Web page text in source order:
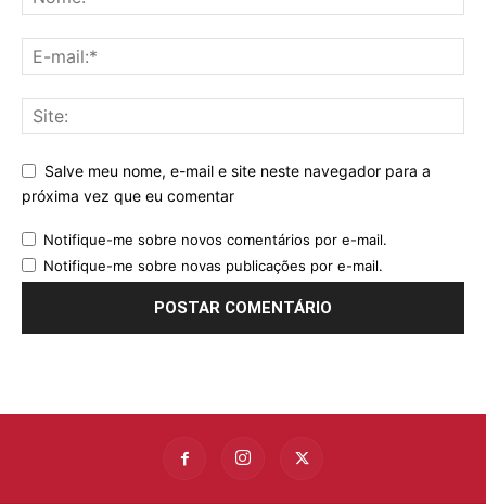
Salve meu nome, e-mail e site neste navegador para a
próxima vez que eu comentar
Notifique-me sobre novos comentários por e-mail.
Notifique-me sobre novas publicações por e-mail.